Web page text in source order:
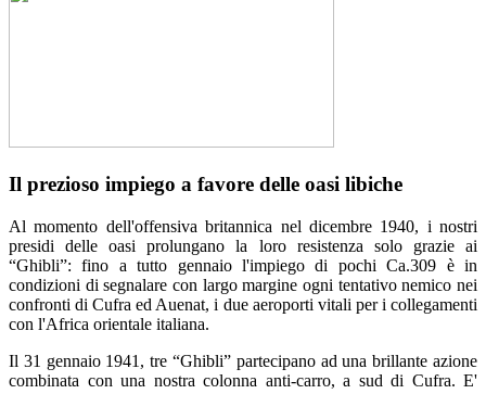
Il prezioso impiego a favore delle oasi libiche
Al momento dell'offensiva britannica nel dicembre 1940, i nostri
presidi delle oasi prolungano la loro resistenza solo grazie ai
“Ghibli”: fino a tutto gennaio l'impiego di pochi Ca.309 è in
condizioni di segnalare con largo margine ogni tentativo nemico nei
confronti di Cufra ed Auenat, i due aeroporti vitali per i collegamenti
con l'Africa orientale italiana.
Il 31 gennaio 1941, tre “Ghibli” partecipano ad una brillante azione
combinata con una nostra colonna anti-carro, a sud di Cufra. E'